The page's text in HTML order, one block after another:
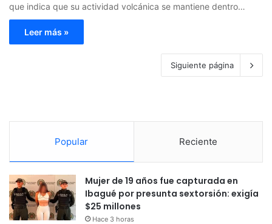
que indica que su actividad volcánica se mantiene dentro…
Leer más »
Siguiente página
Popular Reciente
Mujer de 19 años fue capturada en
Ibagué por presunta sextorsión: exigía
$25 millones
Hace 3 horas